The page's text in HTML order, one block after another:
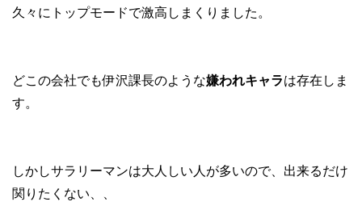
久々にトップモードで激高しまくりました。
どこの会社でも伊沢課長のような嫌われキャラは存在しま
す。
しかしサラリーマンは大人しい人が多いので、出来るだけ
関りたくない、、